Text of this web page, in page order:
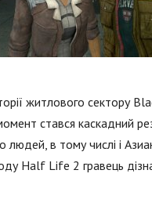
житлового сектору
стався каскадний
людей, в тому числі і
Half Life 2 гравець